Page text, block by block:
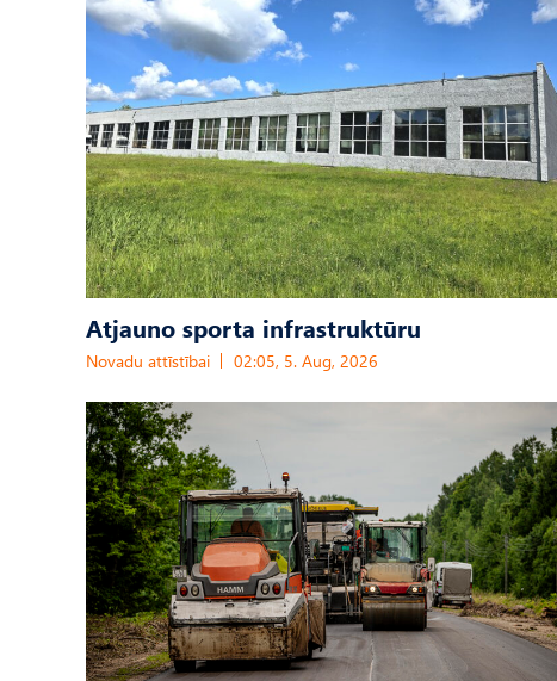
Atjauno sporta infrastruktūru
Novadu attīstībai 02:05, 5. Aug, 2026